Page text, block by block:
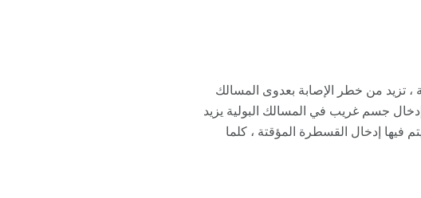
تزيد من خطر الإصابة بعدوى المسالك
جسم غريب في المسالك البولية يزيد
فيها إدخال القسطرة المؤقتة ، كلما